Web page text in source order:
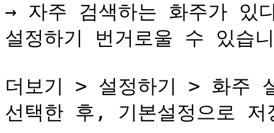
→ 자주 검색하는 화주가 있
설정하기 번거로울 수 있습
더보기 > 설정하기 > 화주
선택한 후, 기본설정으로